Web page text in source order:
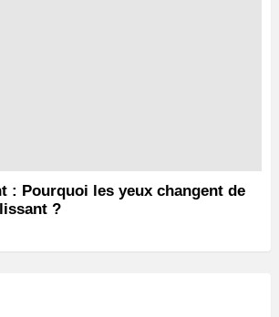
: Pourquoi les yeux changent de
?